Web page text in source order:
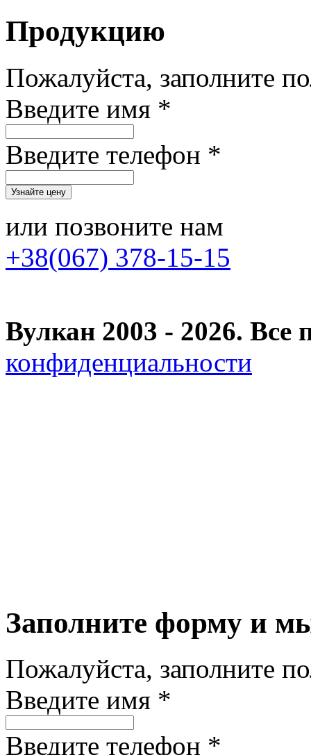
Продукцию
Пожалуйста, заполните
Введите имя *
Введите телефон *
или позвоните нам
+38(067) 378-15-15
Вулкан 2003 - 2026.
конфиденциальности
Заполните форму и
Пожалуйста, заполните
Введите имя *
Введите телефон *